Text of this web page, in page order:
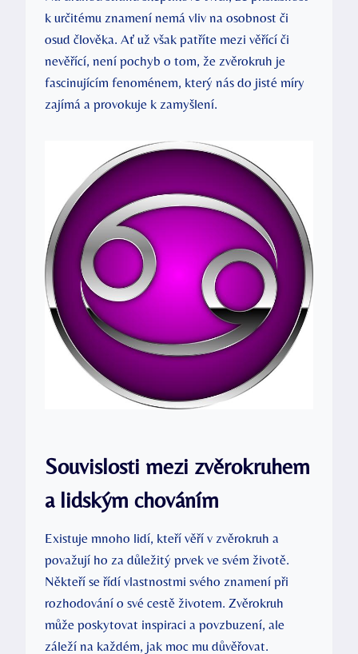
k ‍určitému ​znamení nemá vliv na ⁤osobnost či
osud člověka. Ať⁣ už však patříte ⁢mezi věřící ‌či⁢
nevěřící, není​ pochyb o ‌tom, že ⁢zvěrokruh⁢ je
fascinujícím fenoménem, který nás do jisté míry‍
zajímá ‍a ‍provokuje k zamyšlení.
Souvislosti mezi zvěrokruhem
a‌ lidským chováním
Existuje mnoho lidí, kteří věří v ‌zvěrokruh a
považují ho za důležitý prvek ve svém ‍životě.⁣
Někteří se řídí vlastnostmi ‌svého znamení při
rozhodování ⁤o⁣ své cestě životem. Zvěrokruh
může ⁣poskytovat inspiraci a povzbuzení, ale
záleží na každém, jak moc ‌mu důvěřovat.